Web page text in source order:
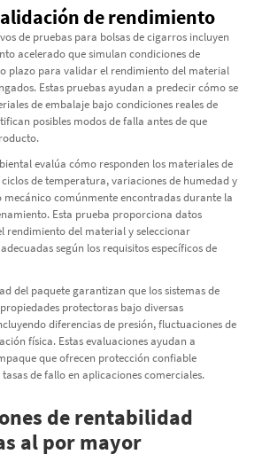
de rendimiento
de pruebas para bolsas de cigarros incluyen
acelerado que simulan condiciones de
plazo para validar el rendimiento del material
Estas pruebas ayudan a predecir cómo se
de embalaje bajo condiciones reales de
posibles modos de falla antes de que
evalúa cómo responden los materiales de
de temperatura, variaciones de humedad y
mecánico comúnmente encontradas durante la
Esta prueba proporciona datos
rendimiento del material y seleccionar
según los requisitos específicos de
del paquete garantizan que los sistemas de
protectoras bajo diversas
diferencias de presión, fluctuaciones de
física. Estas evaluaciones ayudan a
que ofrecen protección confiable
de fallo en aplicaciones comerciales.
de rentabilidad
al por mayor